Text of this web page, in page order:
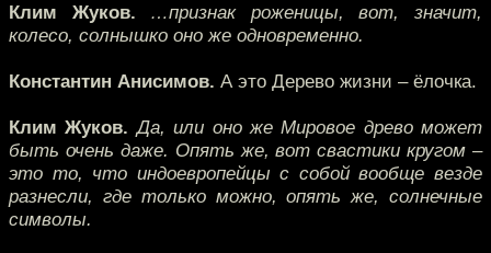
Клим Жуков. …признак роженицы, вот, значит,
колесо, солнышко оно же одновременно.
Константин Анисимов. А это Дерево жизни – ёлочка.
Клим Жуков. Да, или оно же Мировое древо может
быть очень даже. Опять же, вот свастики кругом –
это то, что индоевропейцы с собой вообще везде
разнесли, где только можно, опять же, солнечные
символы.